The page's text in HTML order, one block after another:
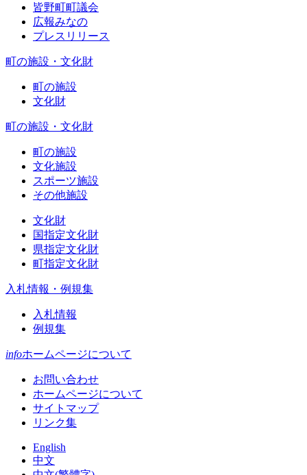
皆野町町議会
広報みなの
プレスリリース
町の施設・文化財
町の施設
文化財
町の施設・文化財
町の施設
文化施設
スポーツ施設
その他施設
文化財
国指定文化財
県指定文化財
町指定文化財
入札情報・例規集
入札情報
例規集
infoホームページについて
お問い合わせ
ホームページについて
サイトマップ
リンク集
English
中文